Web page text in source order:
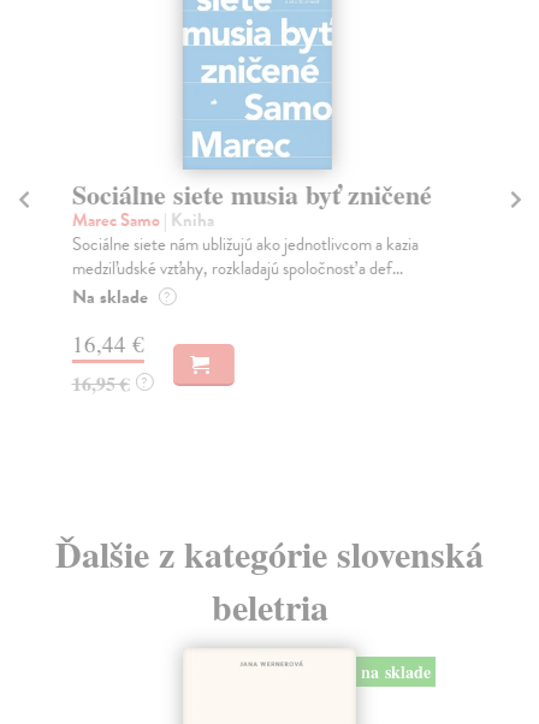
Sociálne siete musia byť zničené
Marec Samo| Kniha
Sociálne siete nám ubližujú ako jednotlivcom a kazia
medziľudské vzťahy, rozkladajú spoločnosť a def...
Na sklade ?
16,44 €
16,95 € ?
Ďalšie z kategórie slovenská
beletria
na sklade